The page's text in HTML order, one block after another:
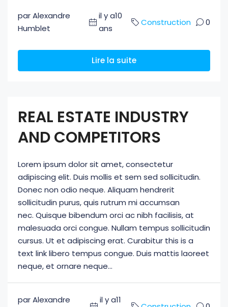
par Alexandre
Humblet
il y a10
ans
Construction 0
Lire la suite
REAL ESTATE INDUSTRY
AND COMPETITORS
Lorem ipsum dolor sit amet, consectetur
adipiscing elit. Duis mollis et sem sed sollicitudin.
Donec non odio neque. Aliquam hendrerit
sollicitudin purus, quis rutrum mi accumsan
nec. Quisque bibendum orci ac nibh facilisis, at
malesuada orci congue. Nullam tempus sollicitudin
cursus. Ut et adipiscing erat. Curabitur this is a
text link libero tempus congue. Duis mattis laoreet
neque, et ornare neque...
par Alexandre il y a11